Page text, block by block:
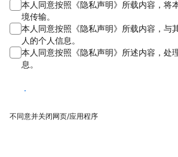
本人同意按照《隐私声明》所载内容，将
境传输。
本人同意按照《隐私声明》所载内容，与
人的个人信息。
本人同意按照《隐私声明》所述内容，处
息。
同意
不同意并关闭网页/应用程序